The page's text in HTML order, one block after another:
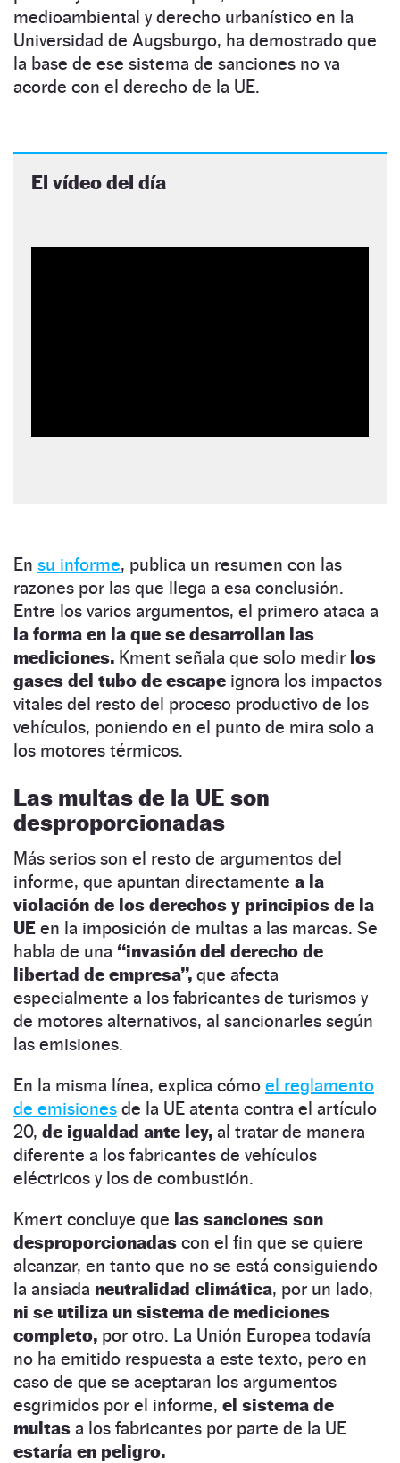
medioambiental y derecho urbanístico en la
Universidad de Augsburgo, ha demostrado que
la base de ese sistema de sanciones no va
acorde con el derecho de la UE.
El vídeo del día
En su informe, publica un resumen con las
razones por las que llega a esa conclusión.
Entre los varios argumentos, el primero ataca a
la forma en la que se desarrollan las
mediciones. Kment señala que solo medir los
gases del tubo de escape ignora los impactos
vitales del resto del proceso productivo de los
vehículos, poniendo en el punto de mira solo a
los motores térmicos.
Las multas de la UE son
desproporcionadas
Más serios son el resto de argumentos del
informe, que apuntan directamente a la
violación de los derechos y principios de la
UE en la imposición de multas a las marcas. Se
habla de una “invasión del derecho de
libertad de empresa”, que afecta
especialmente a los fabricantes de turismos y
de motores alternativos, al sancionarles según
las emisiones.
En la misma línea, explica cómo el reglamento
de emisiones de la UE atenta contra el artículo
20, de igualdad ante ley, al tratar de manera
diferente a los fabricantes de vehículos
eléctricos y los de combustión.
Kmert concluye que las sanciones son
desproporcionadas con el fin que se quiere
alcanzar, en tanto que no se está consiguiendo
la ansiada neutralidad climática, por un lado,
ni se utiliza un sistema de mediciones
completo, por otro. La Unión Europea todavía
no ha emitido respuesta a este texto, pero en
caso de que se aceptaran los argumentos
esgrimidos por el informe, el sistema de
multas a los fabricantes por parte de la UE
estaría en peligro.